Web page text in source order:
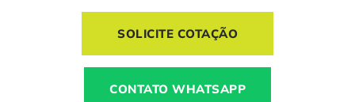
SOLICITE COTAÇÃO
CONTATO WHATSAPP